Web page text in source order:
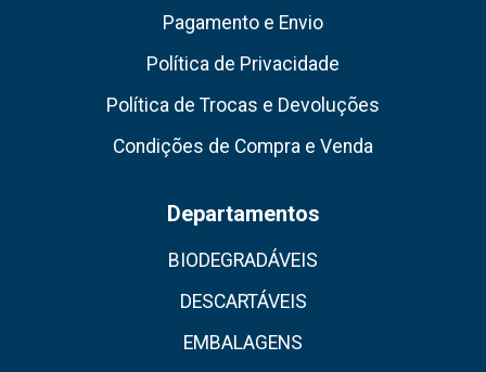
Pagamento e Envio
Política de Privacidade
Política de Trocas e Devoluções
Condições de Compra e Venda
Departamentos
BIODEGRADÁVEIS
DESCARTÁVEIS
EMBALAGENS